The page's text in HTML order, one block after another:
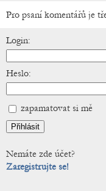
Pro psaní komentářů je
Login:
Heslo:
zapamatovat si mě
Nemáte zde účet?
Zaregistrujte se!